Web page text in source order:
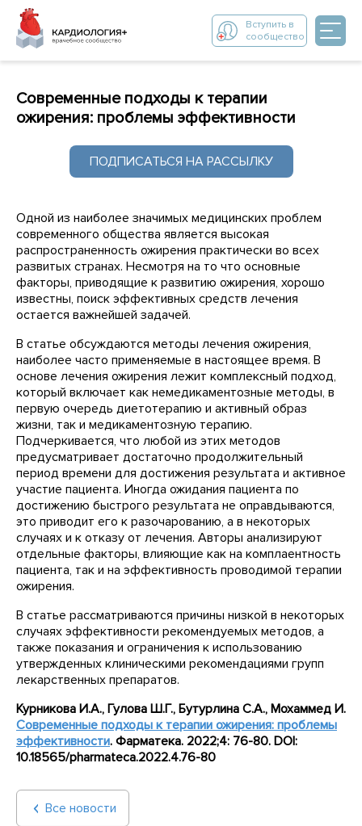
Вступить в
сообщество
Современные подходы к терапии
ожирения: проблемы эффективности
ПОДПИСАТЬСЯ НА РАССЫЛКУ
Одной из наиболее значимых медицинских проблем
современного общества является высокая
распространенность ожирения практически во всех
развитых странах. Несмотря на то что основные
факторы, приводящие к развитию ожирения, хорошо
известны, поиск эффективных средств лечения
остается важнейшей задачей.
В статье обсуждаются методы лечения ожирения,
наиболее часто применяемые в настоящее время. В
основе лечения ожирения лежит комплексный подход,
который включает как немедикаментозные методы, в
первую очередь диетотерапию и активный образ
жизни, так и медикаментозную терапию.
Подчеркивается, что любой из этих методов
предусматривает достаточно продолжительный
период времени для достижения результата и активное
участие пациента. Иногда ожидания пациента по
достижению быстрого результата не оправдываются,
это приводит его к разочарованию, а в некоторых
случаях и к отказу от лечения. Авторы анализируют
отдельные факторы, влияющие как на комплаентность
пациента, так и на эффективность проводимой терапии
ожирения.
В статье рассматриваются причины низкой в некоторых
случаях эффективности рекомендуемых методов, а
также показания и ограничения к использованию
утвержденных клиническими рекомендациями групп
лекарственных препаратов.
Курникова И.А., Гулова Ш.Г., Бутурлина С.А., Мохаммед И.
Современные подходы к терапии ожирения: проблемы
эффективности. Фарматека. 2022;4: 76-80. DOI:
10.18565/pharmateca.2022.4.76-80
Все новости